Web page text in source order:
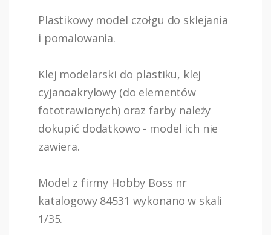
Plastikowy model czołgu do sklejania
i pomalowania.
Klej modelarski do plastiku, klej
cyjanoakrylowy (do elementów
fototrawionych) oraz farby należy
dokupić dodatkowo - model ich nie
zawiera.
Model z firmy Hobby Boss nr
katalogowy 84531 wykonano w skali
1/35.